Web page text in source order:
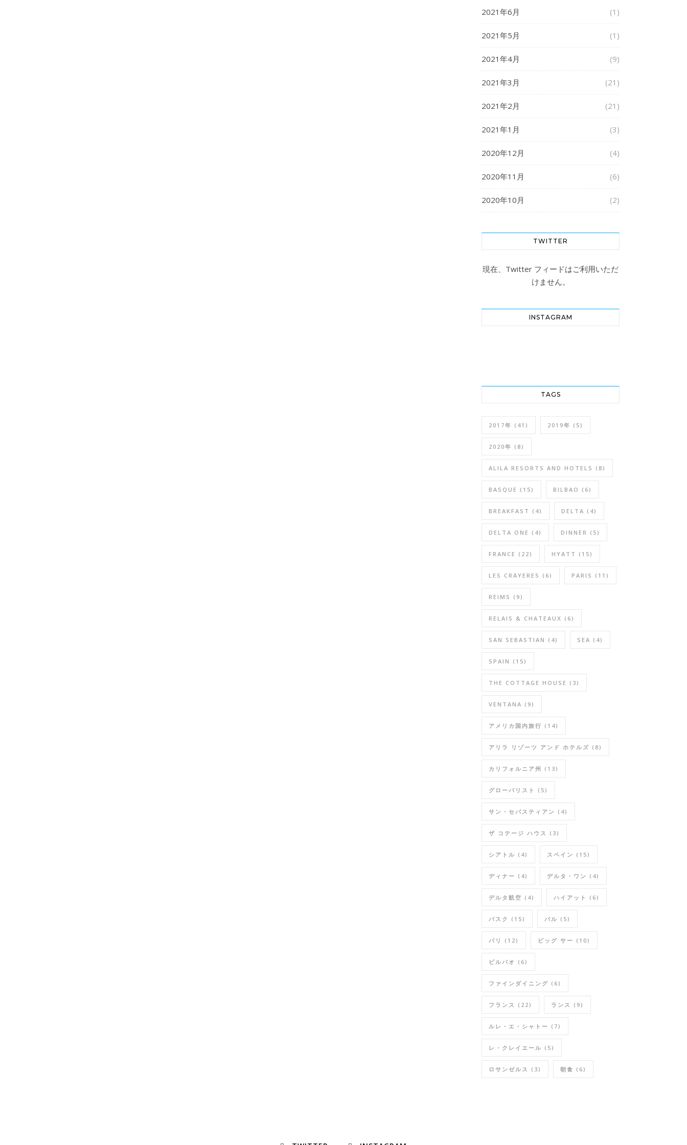
2021年6月 (1)
2021年5月 (1)
2021年4月 (9)
2021年3月 (21)
2021年2月 (21)
2021年1月 (3)
2020年12月 (4)
2020年11月 (6)
2020年10月 (2)
TWITTER
現在、Twitter フィードはご利用いただ
けません。
INSTAGRAM
TAGS
2017年 (41) 2019年 (5)
2020年 (8)
ALILA RESORTS AND HOTELS (8)
BASQUE (15) BILBAO (6)
BREAKFAST (4) DELTA (4)
DELTA ONE (4) DINNER (5)
FRANCE (22) HYATT (15)
LES CRAYERES (6) PARIS (11)
REIMS (9)
RELAIS & CHATEAUX (6)
SAN SEBASTIAN (4) SEA (4)
SPAIN (15)
THE COTTAGE HOUSE (3)
VENTANA (9)
アメリカ国内旅行 (14)
アリラ リゾーツ アンド ホテルズ (8)
カリフォルニア州 (13)
グローバリスト (5)
サン・セバスティアン (4)
ザ コテージ ハウス (3)
シアトル (4) スペイン (15)
ディナー (4) デルタ・ワン (4)
デルタ航空 (4) ハイアット (6)
バスク (15) バル (5)
パリ (12) ビッグ サー (10)
ビルバオ (6)
ファインダイニング (6)
フランス (22) ランス (9)
ルレ・エ・シャトー (7)
レ・クレイエール (5)
ロサンゼルス (3) 朝食 (6)